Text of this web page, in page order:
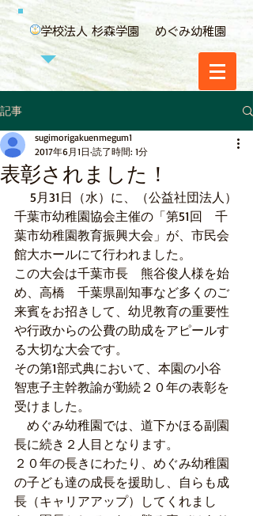
学校法人 杉森学園 めぐみ幼稚園
記事
表彰されました！
sugimorigakuenmegum1
2017年6月1日 読了時間: 1分
千葉市幼稚園協会主催の「第51回　千
葉市幼稚園教育振興大会」が、市民会
館大ホールにて行われました。
この大会は千葉市長　熊谷俊人様を始
め、高橋　千葉県副知事など多くのご
来賓をお招きして、幼児教育の重要性
や行政からの公費の助成をアピールす
る大切な大会です。
その第1部式典において、本園の小谷
智恵子主幹教諭が勤続２０年の表彰を
受けました。
めぐみ幼稚園では、道下かほる副園
長に続き２人目となります。
２０年の長きにわたり、めぐみ幼稚園
の子ども達の成長を援助し、自らも成
長（キャリアアップ）してくれまし